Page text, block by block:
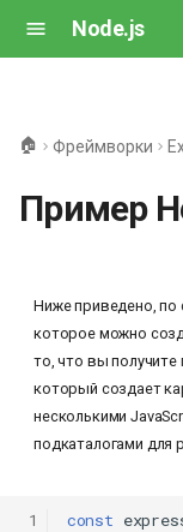
Node.js
🏠 Фреймворки
Пример
Ниже приведено, по
которое можно
то, что вы получите
который создает
несколькими
подкаталогами для
1
const